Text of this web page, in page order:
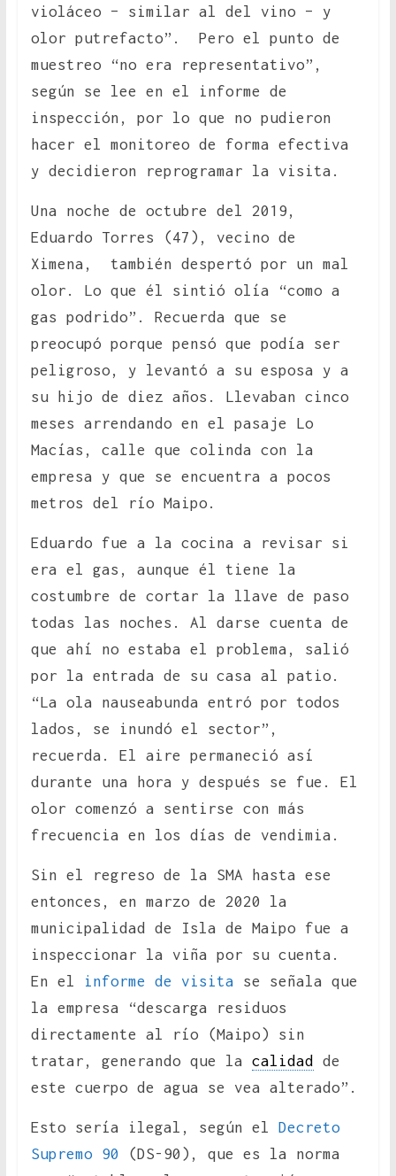
violáceo – similar al del vino – y
olor putrefacto”. Pero el punto de
muestreo “no era representativo”,
según se lee en el informe de
inspección, por lo que no pudieron
hacer el monitoreo de forma efectiva
y decidieron reprogramar la visita.
Una noche de octubre del 2019,
Eduardo Torres (47), vecino de
Ximena, también despertó por un mal
olor. Lo que él sintió olía “como a
gas podrido”. Recuerda que se
preocupó porque pensó que podía ser
peligroso, y levantó a su esposa y a
su hijo de diez años. Llevaban cinco
meses arrendando en el pasaje Lo
Macías, calle que colinda con la
empresa y que se encuentra a pocos
metros del río Maipo.
Eduardo fue a la cocina a revisar si
era el gas, aunque él tiene la
costumbre de cortar la llave de paso
todas las noches. Al darse cuenta de
que ahí no estaba el problema, salió
por la entrada de su casa al patio.
“La ola nauseabunda entró por todos
lados, se inundó el sector”,
recuerda. El aire permaneció así
durante una hora y después se fue. El
olor comenzó a sentirse con más
frecuencia en los días de vendimia.
Sin el regreso de la SMA hasta ese
entonces, en marzo de 2020 la
municipalidad de Isla de Maipo fue a
inspeccionar la viña por su cuenta.
En el
informe de visita se señala que
la empresa “descarga residuos
directamente al río (Maipo) sin
tratar, generando que la calidad
de
este cuerpo de agua se vea alterado”.
Esto sería ilegal, según el Decreto
Supremo 90 (DS-90), que es la norma